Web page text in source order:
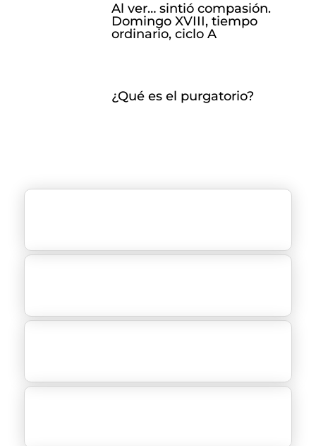
Al ver… sintió compasión.
Domingo XVIII, tiempo
ordinario, ciclo A
¿Qué es el purgatorio?